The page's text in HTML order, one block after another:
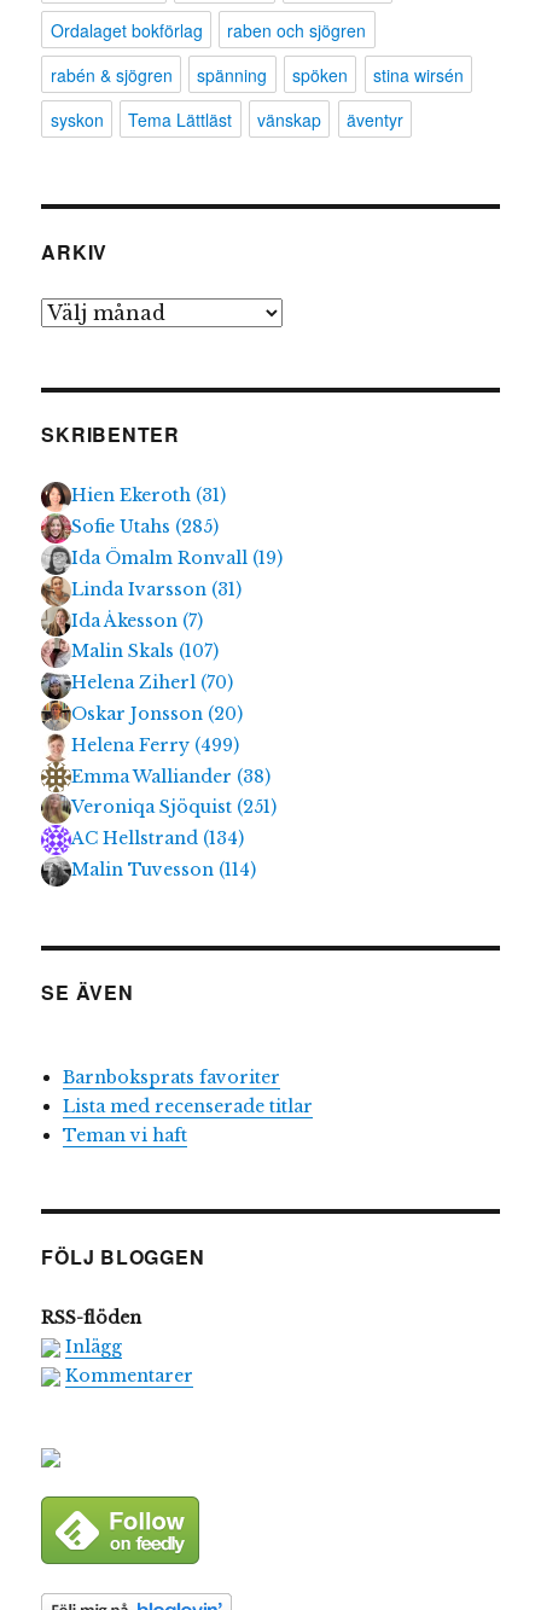
Ordalaget bokförlag
raben och sjögren
rabén & sjögren
spänning spöken
stina wirsén
syskon
Tema Lättläst vänskap äventyr
ARKIV
Arkiv
SKRIBENTER
Hien Ekeroth (31)
Sofie Utahs (285)
Ida Ömalm Ronvall (19)
Linda Ivarsson (31)
Ida Åkesson (7)
Malin Skals (107)
Helena Ziherl (70)
Oskar Jonsson (20)
Helena Ferry (499)
Emma Walliander (38)
Veroniqa Sjöquist (251)
AC Hellstrand (134)
Malin Tuvesson (114)
SE ÄVEN
Barnboksprats favoriter
Lista med recenserade titlar
Teman vi haft
FÖLJ BLOGGEN
RSS-flöden
Inlägg
Kommentarer